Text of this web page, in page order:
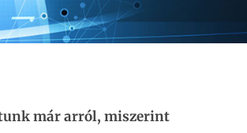
már arról, miszerint